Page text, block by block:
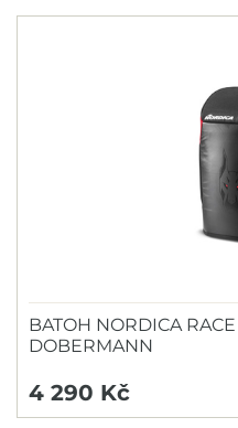
BATOH NORDICA
DOBERMANN
4 290 Kč